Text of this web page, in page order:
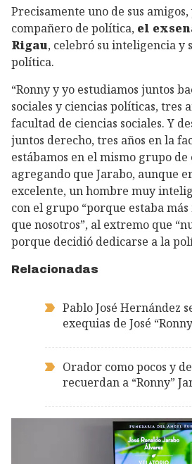
Precisamente uno de sus
compañero de política, el
Rigau, celebró su inteligencia y
política.
“Ronny y yo estudiamos juntos
sociales y ciencias políticas, tres
facultad de ciencias sociales. Y
juntos derecho, tres años en la
estábamos en el mismo grupo
agregando que Jarabo, aunque
excelente, un hombre muy
con el grupo “porque estaba
que nosotros”, al extremo que
porque decidió dedicarse a la
Relacionadas
Pablo José Hernández
exequias de José
Orador como pocos y
recuerdan a “Ronny”